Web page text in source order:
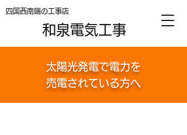
四国西南端の工事店
和泉電気工事
太陽光発電で電力を
売電されている方へ